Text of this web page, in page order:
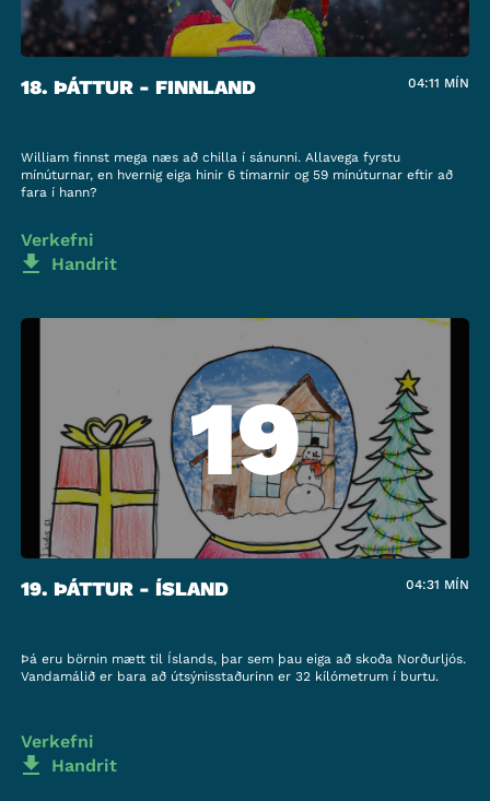
18. ÞÁTTUR - FINNLAND 04:11 MÍN
William finnst mega næs að chilla í sánunni. Allavega fyrstu
mínúturnar, en hvernig eiga hinir 6 tímarnir og 59 mínúturnar eftir að
fara í hann?
Verkefni
Handrit
19
19. ÞÁTTUR - ÍSLAND 04:31 MÍN
Þá eru börnin mætt til Íslands, þar sem þau eiga að skoða Norðurljós.
Vandamálið er bara að útsýnisstaðurinn er 32 kílómetrum í burtu.
Verkefni
Handrit